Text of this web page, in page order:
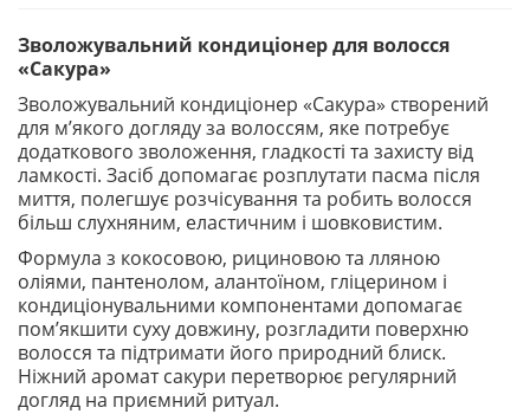
Зволожувальний кондиціонер для волосся
«Сакура»
Зволожувальний кондиціонер «Сакура» створений
для м’якого догляду за волоссям, яке потребує
додаткового зволоження, гладкості та захисту від
ламкості. Засіб допомагає розплутати пасма після
миття, полегшує розчісування та робить волосся
більш слухняним, еластичним і шовковистим.
Формула з кокосовою, рициновою та лляною
оліями, пантенолом, алантоїном, гліцерином і
кондиціонувальними компонентами допомагає
пом’якшити суху довжину, розгладити поверхню
волосся та підтримати його природний блиск.
Ніжний аромат сакури перетворює регулярний
догляд на приємний ритуал.